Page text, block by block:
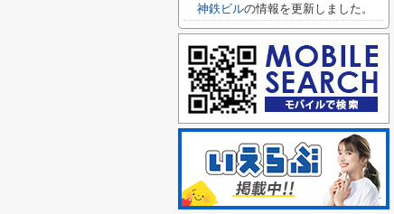
神鉄ビルの情報を更新しました。